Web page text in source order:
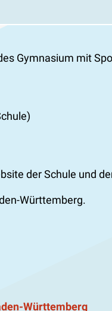
Gymnasium mit
der Schule und
Württemberg.
Württemberg